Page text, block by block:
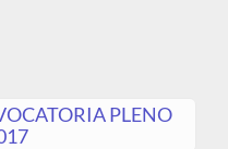
PLENO